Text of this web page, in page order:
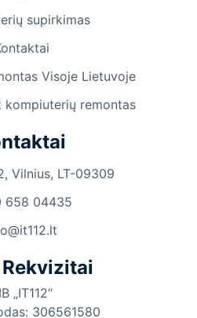
supirkimas
Visoje Lietuvoje
kompiuterių remontas
Vilnius, LT-09309
658 04435
Rekvizitai
„IT112“
306561580